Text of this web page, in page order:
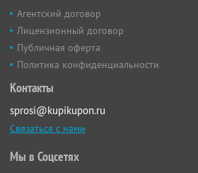
Агентский договор
Лицензионный договор
Публичная оферта
Политика конфиденциальности
Контакты
sprosi@kupikupon.ru
Связаться с нами
Мы в Соцсетях